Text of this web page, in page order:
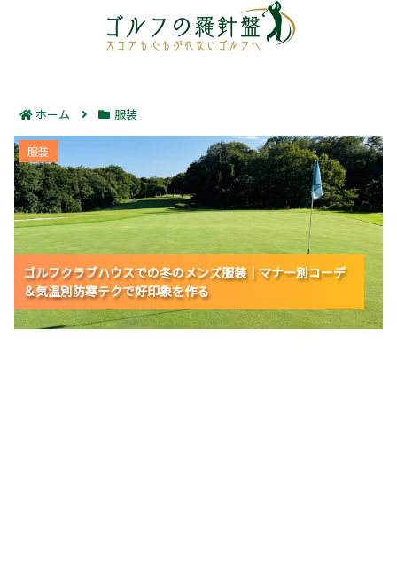
ホーム 服装
ゴルフクラブハウスでの冬のメンズ服装｜マナー別コー
デ＆気温別防寒テクで好印象を作る
ゴルフクラブハウスでの冬のメンズ服装｜マナー別コーデ
＆気温別防寒テクで好印象を作る
ゴルフクラブハウスでの冬のメンズ服装｜マナー別コーデ
＆気温別防寒テクで好印象を作る
ゴルフクラブハウスでの冬のメンズ服装｜マナー別コーデ
＆気温別防寒テクで好印象を作る
服装